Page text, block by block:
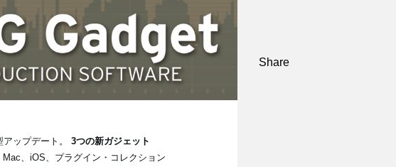
ップデート。 3つの新ガジェット
Mac、iOS、プラグイン・コレクション
Share